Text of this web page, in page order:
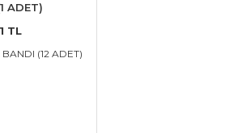
ADET)
TL